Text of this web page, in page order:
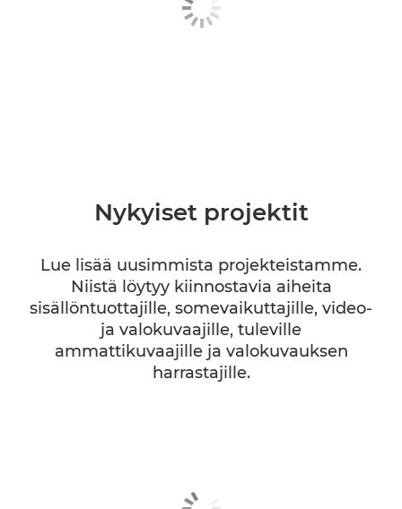
Nykyiset projektit
Lue lisää uusimmista projekteistamme.
Niistä löytyy kiinnostavia aiheita
sisällöntuottajille, somevaikuttajille, video-
ja valokuvaajille, tuleville
ammattikuvaajille ja valokuvauksen
harrastajille.